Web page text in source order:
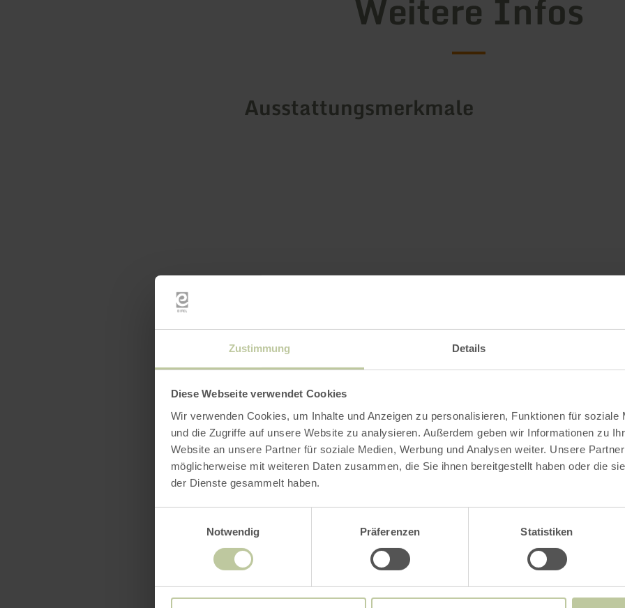
Zustimmung Details
Diese Webseite verwendet Cookies
Wir verwenden Cookies, um Inhalte und Anzeigen zu personalisieren, Funktionen für soziale
und die Zugriffe auf unsere Website zu analysieren. Außerdem geben wir Informationen zu
Website an unsere Partner für soziale Medien, Werbung und Analysen weiter. Unsere
möglicherweise mit weiteren Daten zusammen, die Sie ihnen bereitgestellt haben oder die
der Dienste gesammelt haben.
Notwendig
Präferenzen Statistiken
Ausstattungsmerkmale